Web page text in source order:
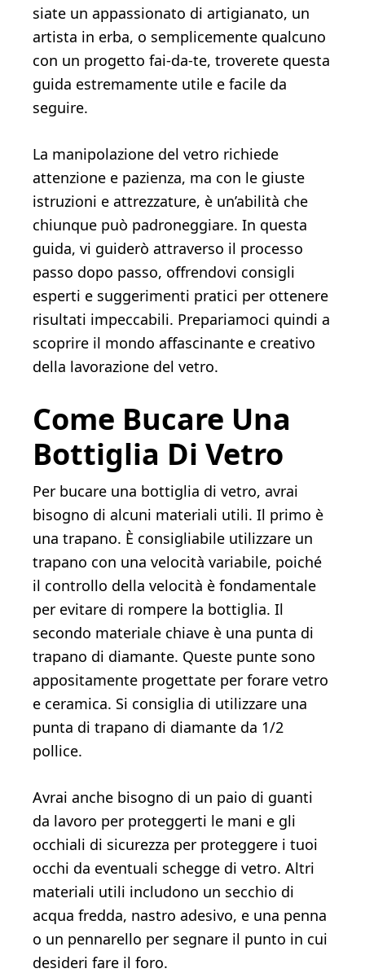
siate un appassionato di artigianato, un
artista in erba, o semplicemente qualcuno
con un progetto fai-da-te, troverete questa
guida estremamente utile e facile da
seguire.
La manipolazione del vetro richiede
attenzione e pazienza, ma con le giuste
istruzioni e attrezzature, è un’abilità che
chiunque può padroneggiare. In questa
guida, vi guiderò attraverso il processo
passo dopo passo, offrendovi consigli
esperti e suggerimenti pratici per ottenere
risultati impeccabili. Prepariamoci quindi a
scoprire il mondo affascinante e creativo
della lavorazione del vetro.
Come Bucare Una
Bottiglia Di Vetro
Per bucare una bottiglia di vetro, avrai
bisogno di alcuni materiali utili. Il primo è
una trapano. È consigliabile utilizzare un
trapano con una velocità variabile, poiché
il controllo della velocità è fondamentale
per evitare di rompere la bottiglia. Il
secondo materiale chiave è una punta di
trapano di diamante. Queste punte sono
appositamente progettate per forare vetro
e ceramica. Si consiglia di utilizzare una
punta di trapano di diamante da 1/2
pollice.
Avrai anche bisogno di un paio di guanti
da lavoro per proteggerti le mani e gli
occhiali di sicurezza per proteggere i tuoi
occhi da eventuali schegge di vetro. Altri
materiali utili includono un secchio di
acqua fredda, nastro adesivo, e una penna
o un pennarello per segnare il punto in cui
desideri fare il foro.